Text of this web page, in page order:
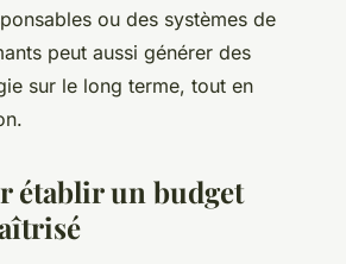
ou des systèmes de
peut aussi générer des
sur le long terme, tout en
établir un budget